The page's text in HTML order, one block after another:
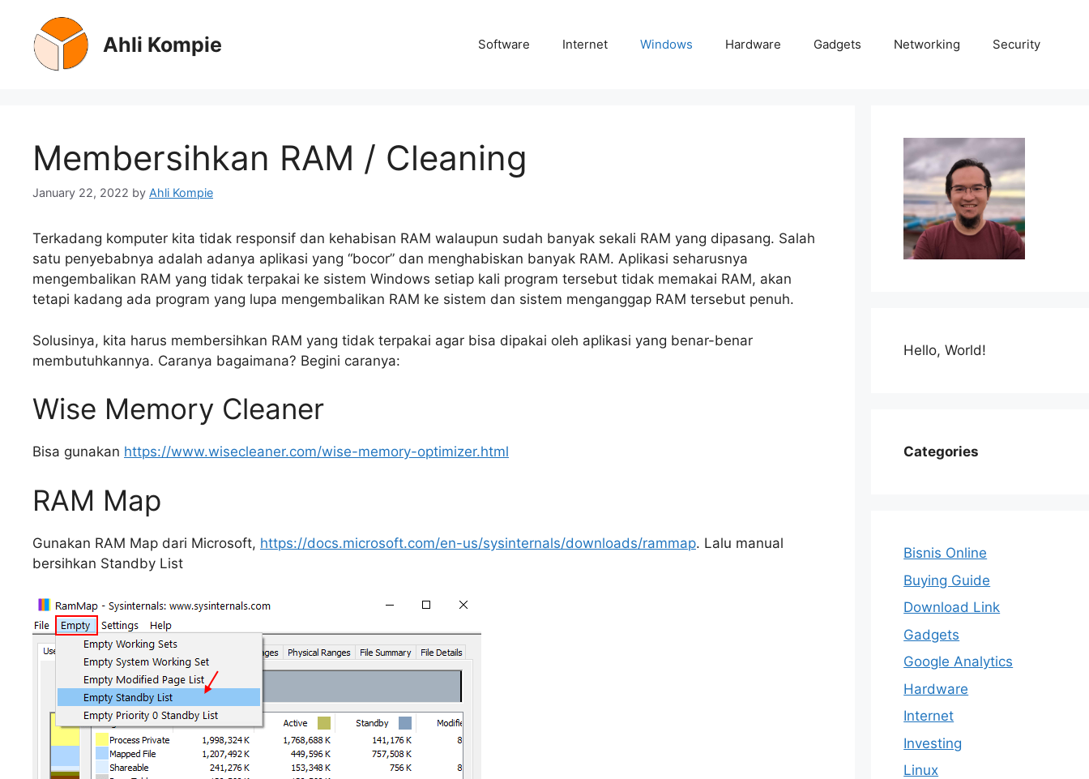
content
Ahli Kompie Software Internet Windows Hardware Gadgets Networking Security
Membersihkan RAM / Cleaning
January 22, 2022 by Ahli Kompie
Terkadang komputer kita tidak responsif dan kehabisan RAM walaupun sudah banyak sekali RAM yang dipasang. Salah
satu penyebabnya adalah adanya aplikasi yang “bocor” dan menghabiskan banyak RAM. Aplikasi seharusnya
mengembalikan RAM yang tidak terpakai ke sistem Windows setiap kali program tersebut tidak memakai RAM, akan
tetapi kadang ada program yang lupa mengembalikan RAM ke sistem dan sistem menganggap RAM tersebut penuh.
Solusinya, kita harus membersihkan RAM yang tidak terpakai agar bisa dipakai oleh aplikasi yang benar-benar
membutuhkannya. Caranya bagaimana? Begini caranya:
Wise Memory Cleaner
Bisa gunakan https://www.wisecleaner.com/wise-memory-optimizer.html
RAM Map
Gunakan RAM Map dari Microsoft, https://docs.microsoft.com/en-us/sysinternals/downloads/rammap. Lalu manual
bersihkan Standby List
Hello, World!
Categories
Bisnis Online
Buying Guide
Download Link
Gadgets
Google Analytics
Hardware
Internet
Investing
Linux